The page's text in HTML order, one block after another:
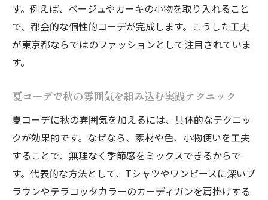
個性的コーデで秋らしさを先取りする発想
法
夏コーデに秋要素を加えるさりげないテク
東京都で人気の秋先取り個性的コーデ例紹
軽やかさと秋ムード両立のポイントを解説
個性的コーデで季節の変わり目を演出する
コツ
秋の気配が漂う個性的コーデの着こなし術
す。例えば、ベージュやカーキの小物を取り入れること
で、都会的な個性的コーデが完成します。こうした工夫
が東京都ならではのファッションとして注目されていま
す。
夏コーデで秋の雰囲気を組み込む実践テクニック
夏コーデに秋の雰囲気を加えるには、具体的なテクニッ
クが効果的です。なぜなら、素材や色、小物使いを工夫
することで、無理なく季節感をミックスできるからで
す。代表的な方法として、Tシャツやワンピースに深いブ
ラウンやテラコッタカラーのカーディガンを肩掛けする